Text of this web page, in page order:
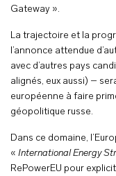
Gateway ».
La trajectoire et la
l’annonce attendue
avec d’autres pays
alignés, eux aussi) –
européenne à faire
géopolitique russe.
Dans ce domaine,
« International Energy
RePowerEU pour